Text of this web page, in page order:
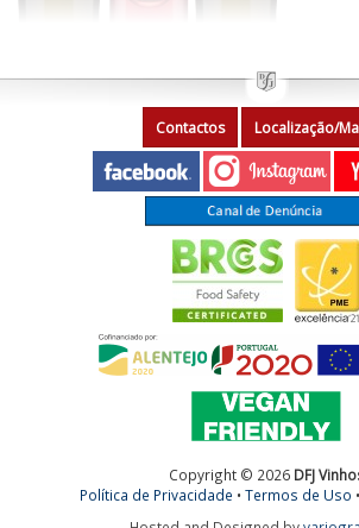
Contactos Localização/
Copyright © 2026 DFJ
Política de Privacidade •Termos de Uso •